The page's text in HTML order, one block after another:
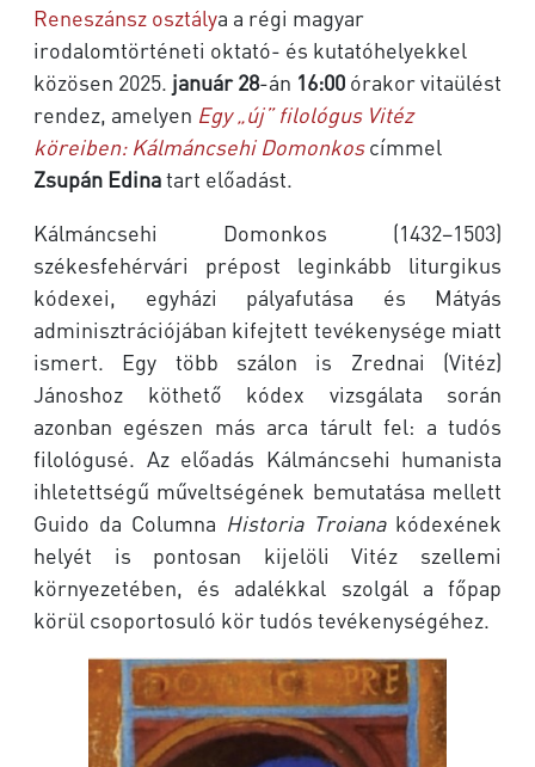
Reneszánsz osztálya a régi magyar
irodalomtörténeti oktató- és kutatóhelyekkel
közösen 2025. január 28-án 16:00 órakor vitaülést
rendez, amelyen Egy „új” filológus Vitéz
köreiben: Kálmáncsehi Domonkoscímmel
Zsupán Edinatart előadást.
Kálmáncsehi Domonkos (1432–1503)
székesfehérvári prépost leginkább liturgikus
kódexei, egyházi pályafutása és Mátyás
adminisztrációjában kifejtett tevékenysége miatt
ismert. Egy több szálon is Zrednai (Vitéz)
Jánoshoz köthető kódex vizsgálata során
azonban egészen más arca tárult fel: a tudós
filológusé. Az előadás Kálmáncsehi humanista
ihletettségű műveltségének bemutatása mellett
Guido da Columna Historia Troiana kódexének
helyét is pontosan kijelöli Vitéz szellemi
környezetében, és adalékkal szolgál a főpap
körül csoportosuló kör tudós tevékenységéhez.